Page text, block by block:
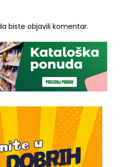
biste objavili komentar.